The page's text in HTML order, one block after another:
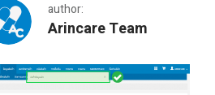
author:
Arincare Team